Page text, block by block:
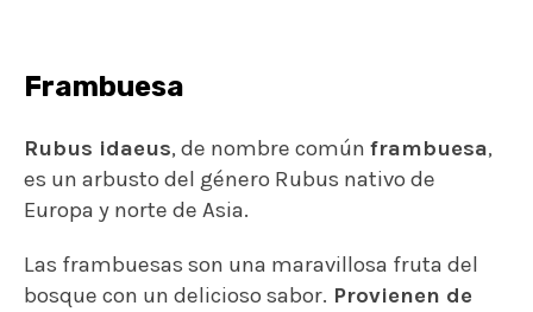
Frambuesa
Rubus idaeus, de nombre común frambuesa,
es un arbusto del género Rubus nativo de
Europa y norte de Asia.
Las frambuesas son una maravillosa fruta del
bosque con un delicioso sabor. Provienen de